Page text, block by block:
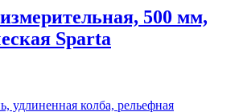
500 мм,
Sparta